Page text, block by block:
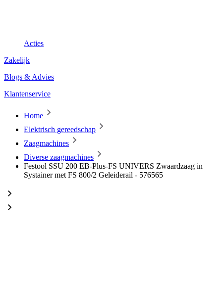
Acties
Zakelijk
Blogs & Advies
Klantenservice
Home
Elektrisch gereedschap
Zaagmachines
Diverse zaagmachines
Festool SSU 200 EB-Plus-FS UNIVERS Zwaardzaag in
Systainer met FS 800/2 Geleiderail - 576565